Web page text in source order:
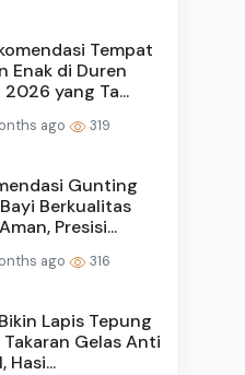
Tempat
Enak di Duren
yang Ta...
ago 319
Gunting
Berkualitas
Presisi...
ago 316
Lapis Tepung
Takaran Gelas Anti
Hasi...